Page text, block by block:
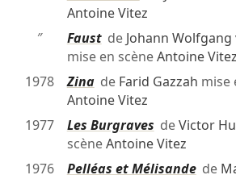
Antoine Vitez
″
Faustde Johann
mise en scèneAntoine Vitez
1978
Zinade Farid Gazzah mise
Antoine Vitez
1977
Les Burgraves deVictor
scèneAntoine Vitez
1976
Pelléas et Mélisandede